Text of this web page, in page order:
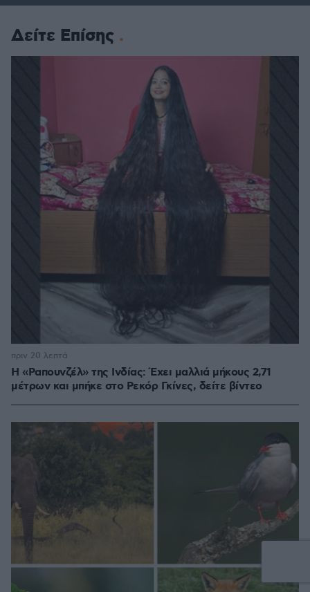
Δείτε Επίσης
Η «Ραπουνζέλ» της Ινδίας: Έχει μαλλιά μήκους 2,71
μέτρων και μπήκε στο Ρεκόρ Γκίνες, δείτε βίντεο
πριν 20 λεπτά